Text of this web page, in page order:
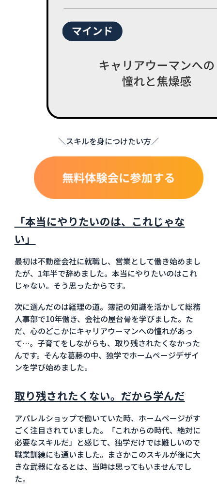
＼スキルを身につけたい方／
「本当にやりたいのは、これじゃな
い」
最初は不動産会社に就職し、営業として働き始めまし
たが、1年半で辞めました。本当にやりたいのはこれ
じゃない。そう思ったからです。
次に選んだのは経理の道。簿記の知識を活かして総務
人事部で10年働き、会社の屋台骨を学びました。た
だ、心のどこかにキャリアウーマンへの憧れがあっ
て…。子育てをしながらも、取り残されたくなかった
んです。そんな葛藤の中、独学でホームページデザイ
ンを学び始めました。
取り残されたくない。だから学んだ
アパレルショップで働いていた時、ホームページがす
ごく注目されていました。「これからの時代、絶対に
必要なスキルだ」と感じて、独学だけでは難しいので
職業訓練にも通いました。まさかこのスキルが後に大
きな武器になるとは、当時は思ってもいませんでし
た。